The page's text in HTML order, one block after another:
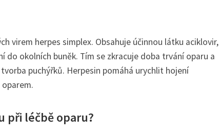
virem herpes simplex. Obsahuje účinnou látku aciklovir,
do okolních buněk. Tím se zkracuje doba trvání oparu a
puchýřků. Herpesin pomáhá urychlit hojení
při léčbě oparu?